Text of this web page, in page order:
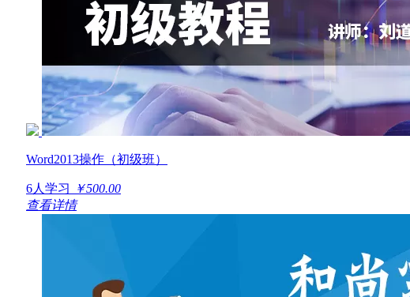
Word2013操作（初级班）
6人学习
￥500.00
查看详情